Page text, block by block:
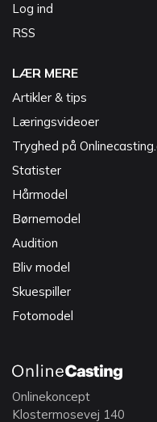
Log ind
RSS
LÆR MERE
Artikler & tips
Læringsvideoer
Tryghed på
Statister
Hårmodel
Børnemodel
Audition
Bliv model
Skuespiller
Fotomodel
Onlinekoncept
Klostermosevej 140